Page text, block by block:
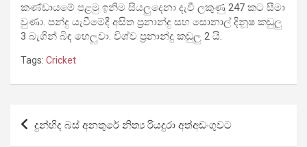
කණ්ඩායමේ පළමු ඉනිම සියලුදෙනා දැවී ලකුණු 247 කට සීමා
වුණා. පන්දු යැවීමේදී අසිත ප්‍රනාන්දු සහ සොනාල් දිනූෂ කඩුලු
3 බැගින් බිඳ හෙලුවා. විශ්ව ප්‍රනාන්දු කඩුලු 2 යි.
Tags: Cricket
Post
navigation
දුන්හිද බස් අනතුරේ නිත්‍ය රියදුරා අත්අඩංගුවට